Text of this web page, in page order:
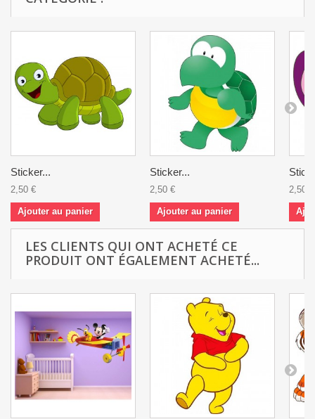
Sticker...
2,50 €
Ajouter au panier
Sticker...
2,50 €
Ajouter au panier
2,50 €
LES CLIENTS QUI ONT ACHETÉ CE
PRODUIT ONT ÉGALEMENT ACHETÉ...